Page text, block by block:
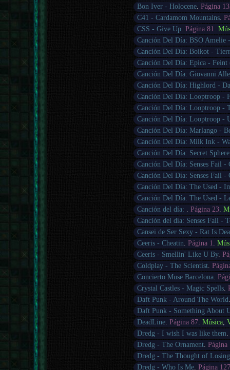
Bon Iver - Holocene.Página
C41 - Cardamom Mountains.
CSS - Give Up.Página 81.
Canción Del Día: BSO Amelie
Canción Del Día: Boikot -
Canción Del Día: Epica - Feint
Canción Del Día: Giovanni
Canción Del Día: Highlord -
Canción Del Día: Looptroop -
Canción Del Día: Looptroop -
Canción Del Día: Looptroop -
Canción Del Día: Marlango -
Canción Del Día: Milk Ink -
Canción Del Día: Secret
Canción Del Día: Senses Fail -
Canción Del Día: Senses Fail -
Canción Del Día: The Used -
Canción Del Día: The Used -
Canción del día: .Página 23.
Canción del día: Senses Fail -
Cansei de Ser Sexy - Rat Is
Ceeris - Cheatin.Página 1.
Ceeris - Smellin' Like U By.
Coldplay - The Scientist.
Concierto Muse Barcelona.
Crystal Castles - Magic Spells.
Daft Punk - Around The World
Daft Punk - Something About
DeadLine.Página 87.Música,
Dredg - I wish I was like them
Dredg - The Ornament.Página
Dredg - The Thought of
Dredg - Who Is Me.Página